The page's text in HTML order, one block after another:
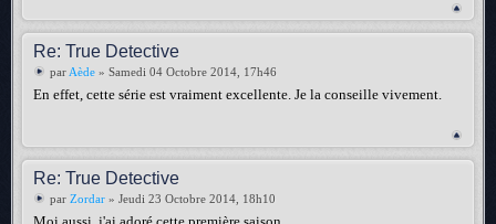
Re: True Detective
par Aède » Samedi 04 Octobre 2014, 17h46
En effet, cette série est vraiment excellente. Je la conseille vivement.
Re: True Detective
par Zordar » Jeudi 23 Octobre 2014, 18h10